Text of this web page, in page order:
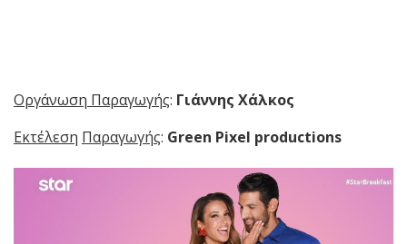
Οργάνωση Παραγωγής: Γιάννης Χάλκος
Εκτέλεση Παραγωγής: Green Pixel productions